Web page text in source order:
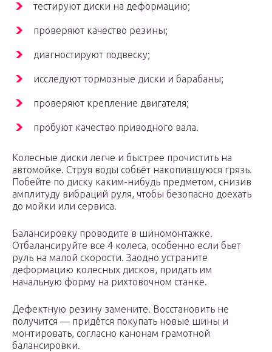
тестируют диски на деформацию;
проверяют качество резины;
диагностируют подвеску;
исследуют тормозные диски и барабаны;
проверяют крепление двигателя;
пробуют качество приводного вала.
Колесные диски легче и быстрее прочистить на
автомойке. Струя воды собьёт накопившуюся грязь.
Побейте по диску каким-нибудь предметом, снизив
амплитуду вибраций руля, чтобы безопасно доехать
до мойки или сервиса.
Балансировку проводите в шиномонтажке.
Отбалансируйте все 4 колеса, особенно если бьет
руль на малой скорости. Заодно устраните
деформацию колесных дисков, придать им
начальную форму на рихтовочном станке.
Дефектную резину замените. Восстановить не
получится — придётся покупать новые шины и
монтировать, согласно канонам грамотной
балансировки.